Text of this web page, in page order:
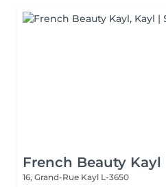
French Beauty Kayl
16, Grand-Rue Kayl L-3650